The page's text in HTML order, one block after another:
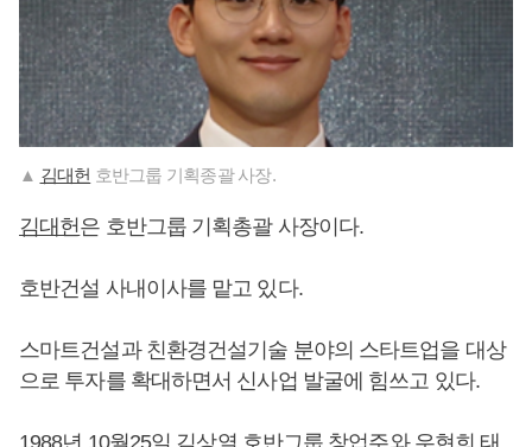
▲ 김대헌 호반그룹 기획종괄 사장.
김대헌은 호반그룹 기획총괄 사장이다.
호반건설 사내이사를 맡고 있다.
스마트건설과 친환경건설기술 분야의 스타트업을 대상
으로 투자를 확대하면서 신사업 발굴에 힘쓰고 있다.
1988년 10월25일 김상열 호반그룹 창업주와 우현희 태